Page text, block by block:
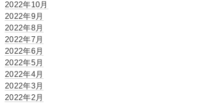
2022年10月
2022年9月
2022年8月
2022年7月
2022年6月
2022年5月
2022年4月
2022年3月
2022年2月